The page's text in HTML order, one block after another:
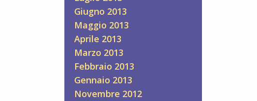
Giugno 2013
Maggio 2013
Aprile 2013
Marzo 2013
Febbraio 2013
Gennaio 2013
Novembre 2012